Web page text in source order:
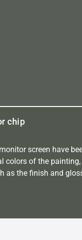
chip
screen have
colors of the
as the finish and